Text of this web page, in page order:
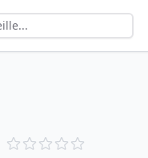
Reviews